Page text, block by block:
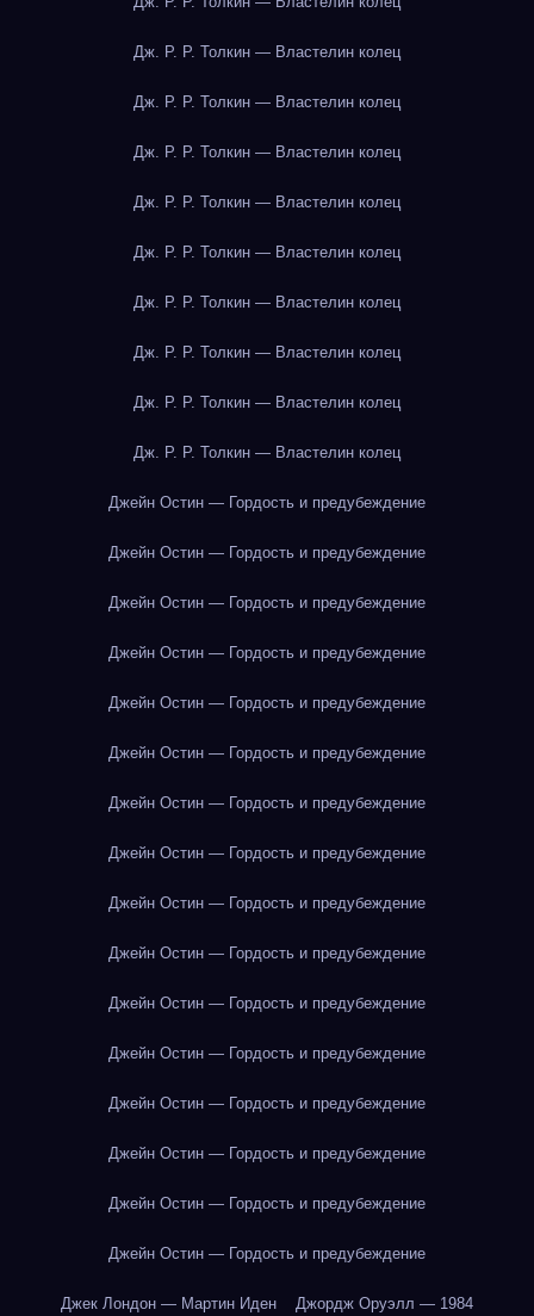
Дж. Р. Р. Толкин — Властелин колец
Дж. Р. Р. Толкин — Властелин колец
Дж. Р. Р. Толкин — Властелин колец
Дж. Р. Р. Толкин — Властелин колец
Дж. Р. Р. Толкин — Властелин колец
Дж. Р. Р. Толкин — Властелин колец
Дж. Р. Р. Толкин — Властелин колец
Дж. Р. Р. Толкин — Властелин колец
Дж. Р. Р. Толкин — Властелин колец
Джейн Остин — Гордость и предубеждение
Джейн Остин — Гордость и предубеждение
Джейн Остин — Гордость и предубеждение
Джейн Остин — Гордость и предубеждение
Джейн Остин — Гордость и предубеждение
Джейн Остин — Гордость и предубеждение
Джейн Остин — Гордость и предубеждение
Джейн Остин — Гордость и предубеждение
Джейн Остин — Гордость и предубеждение
Джейн Остин — Гордость и предубеждение
Джейн Остин — Гордость и предубеждение
Джейн Остин — Гордость и предубеждение
Джейн Остин — Гордость и предубеждение
Джейн Остин — Гордость и предубеждение
Джейн Остин — Гордость и предубеждение
Джейн Остин — Гордость и предубеждение
Джек Лондон — Мартин Иден Джордж Оруэлл — 1984